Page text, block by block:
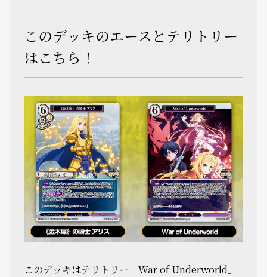
このデッキのエースとテリトリー
はこちら！
このデッキはテリトリー「War of Underworld」